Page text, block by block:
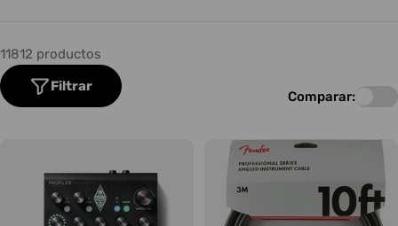
11812 productos
Filtrar
Comparar: